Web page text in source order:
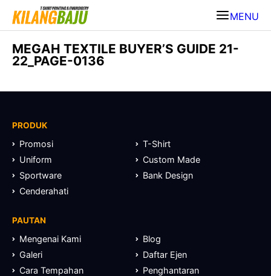
MENU
MEGAH TEXTILE BUYER’S GUIDE 21-
22_PAGE-0136
PRODUK
Promosi
T-Shirt
Uniform
Custom Made
Sportware
Bank Design
Cenderahati
PAUTAN
Mengenai Kami
Blog
Galeri
Daftar Ejen
Cara Tempahan
Penghantaran